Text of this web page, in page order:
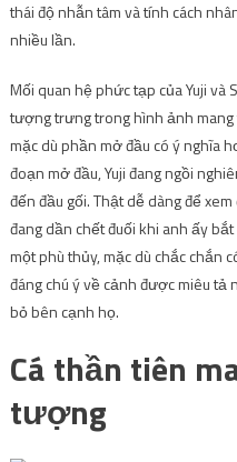
thái độ nhẫn tâm và tính cách
nhiều lần.
Mối quan hệ phức tạp của Yuji và
tượng trưng trong hình ảnh
mặc dù phần mở đầu có ý nghĩa
đoạn mở đầu, Yuji đang ngồi
đến đầu gối. Thật dễ dàng để
đang dần chết đuối khi anh ấy
một phù thủy, mặc dù chắc chắn
đáng chú ý về cảnh được miêu tả
bỏ bên cạnh họ.
Cá thần tiên
tượng